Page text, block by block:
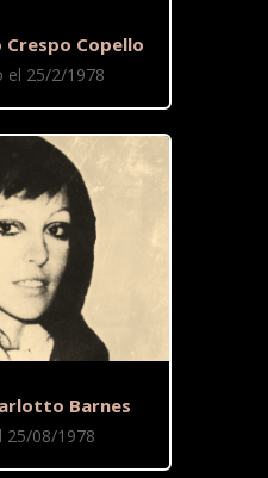
Copello
el 25/2/1978
Barnes
25/08/1978